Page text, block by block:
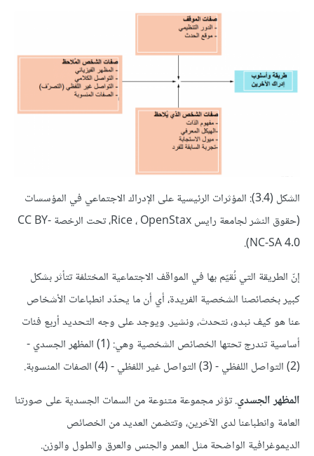
الشكل (3.4): المؤثرات الرئيسية على الإدراك الاجتماعي في المؤسسات
(حقوق النشر لجامعة رايس Rice ، OpenStax، تحت الرخصة CC BY-
NC-SA 4.0).
إنّ الطريقة التي نُقيّم بها في المواقف الاجتماعية المختلفة تتأثر بشكل
كبير بخصائصنا الشخصية الفريدة، أي أن ما يحدّد انطباعات الأشخاص
عنا هو كيف نبدو، نتحدث، ونشير. ويوجد على وجه التحديد أربع فئات
أساسية تندرج تحتها الخصائص الشخصية وهي: (1) المظهر الجسدي -
(2) التواصل اللفظي - (3) التواصل غير اللفظي - (4) الصفات المنسوبة.
المظهر الجسدي. تؤثر مجموعة متنوعة من السمات الجسدية على صورتنا
العامة وانطباعنا لدى الآخرين، وتتضمن العديد من الخصائص
الديموغرافية الواضحة مثل العمر والجنس والعرق والطول والوزن.